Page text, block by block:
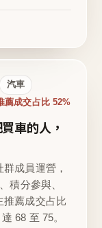
汽車
薦成交占比 52%
車的人，
成員運營，
積分參與、
推薦成交占比
68 至 75。